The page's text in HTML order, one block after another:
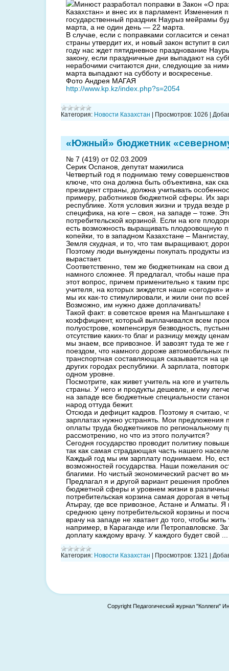
Минюст разработал поправки в Закон «О
Казахстан» и внес их в парламент. Изменения
государственный праздник Наурыз мейрамы
марта, а не один день — 22 марта.
В случае, если с поправками согласится и
страны утвердит их, и новый закон вступит в
году нас ждет пятидневное празднование
закону, если праздничные дни выпадают на
нерабочими считаются дни, следующие за
марта выпадают на субботу и воскресенье.
Фото Андрея МАГАЯ
http://www.kp.kz/index.php?s=2054
Категория: Новости Казахстан Просмотров: 1026
«Южный» бюджетник
№ 7 (419) от 02.03.2009
Серик Оспанов, депутат мажилиса
Четвертый год я поднимаю тему
ключе, что она должна быть объективна, как
президент страны, должна учитывать
примеру, работников бюджетной сферы. Их
республике. Хотя условия жизни и труда везде
специфика, на юге – своя, на западе – тоже.
потребительской корзиной. Если на юге
есть возможность выращивать плодоовощную
копейки, то в западном Казахстане –
Земля скудная, и то, что там выращивают,
Поэтому люди вынуждены покупать продукты
вырастает.
Соответственно, тем же бюджетникам на свои
намного сложнее. Я предлагал, чтобы наше
этот вопрос, причем применительно к таким
учителя, на которых зиждется наше
мы их как-то стимулировали, и жили они по
Возможно, им нужно даже доплачивать!
Такой факт: в советское время на Мангышлаке
коэффициент, который выплачивался всем
полуострове, компенсируя безводность,
отсутствие каких-то благ и разницу между
мы знаем, все привозное. И завозят туда те же
поездом, что намного дороже автомобильных
транспортная составляющая сказывается на
других городах республики. А зарплата,
одном уровне.
Посмотрите, как живет учитель на юге и
страны. У него и продукты дешевле, и ему
на западе все бюджетные специальности
народ оттуда бежит.
Отсюда и дефицит кадров. Поэтому я считаю,
зарплатах нужно устранять. Мои предложения
оплаты труда бюджетников по региональному
рассмотрению, но что из этого получится?
Сегодня государство проводит политику
так как самая страдающая часть нашего
Каждый год мы им зарплату поднимаем. Но,
возможностей государства. Наши пожелания
благими. Но чистый экономический расчет во
Предлагал я и другой вариант решения
бюджетной сферы и уровнем жизни в
потребительская корзина самая дорогая в
Атырау, где все привозное, Астане и Алматы. Я
среднюю цену потребительской корзины и
врачу на западе не хватает до того, чтобы жить
например, в Караганде или Петропавловске.
доплату каждому врачу. У каждого будет свой
Категория: Новости Казахстан | Просмотров: 1321 |
Copyright Педагогический журнал "Коллеги"